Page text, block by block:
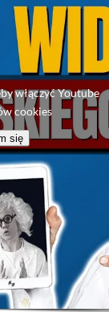
włączyć Youtube
cookies
się